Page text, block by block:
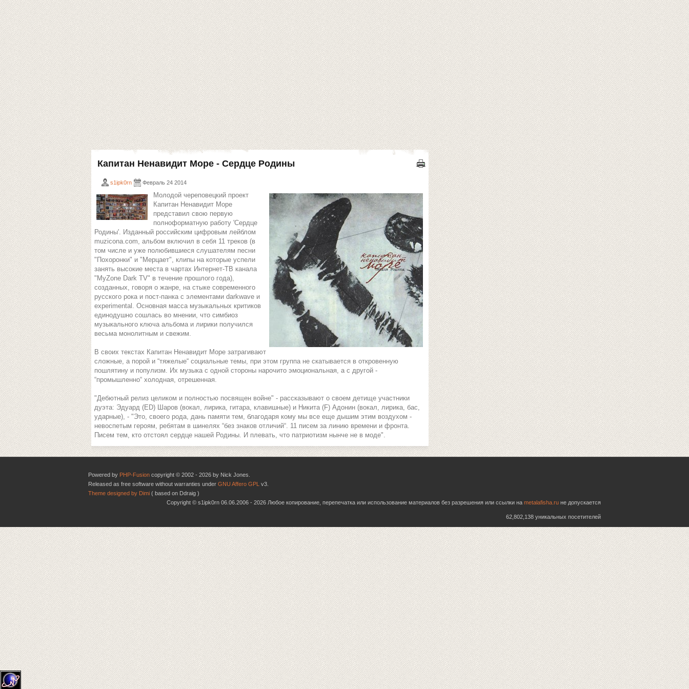
Капитан Ненавидит Море - Сердце Родины
s1ipk0rn Февраль 24 2014
Молодой череповецкий проект
Капитан Ненавидит Море
представил свою первую
полноформатную работу 'Сердце
Родины'. Изданный российским цифровым лейблом
muzicona.com, альбом включил в себя 11 треков (в
том числе и уже полюбившиеся слушателям песни
"Похоронки" и "Мерцает", клипы на которые успели
занять высокие места в чартах Интернет-ТВ канала
"MyZone Dark TV" в течение прошлого года),
созданных, говоря о жанре, на стыке современного
русского рока и пост-панка с элементами darkwave и
experimental. Основная масса музыкальных критиков
единодушно сошлась во мнении, что симбиоз
музыкального ключа альбома и лирики получился
весьма монолитным и свежим.
В своих текстах Капитан Ненавидит Море затрагивают
сложные, а порой и “тяжелые“ социальные темы, при этом группа не скатывается в откровенную
пошлятину и популизм. Их музыка с одной стороны нарочито эмоциональная, а с другой -
“промышленно“ холодная, отрешенная.
"Дебютный релиз целиком и полностью посвящен войне" - рассказывают о своем детище участники
дуэта: Эдуард (ED) Шаров (вокал, лирика, гитара, клавишные) и Никита (F) Адонин (вокал, лирика, бас,
ударные), - "Это, своего рода, дань памяти тем, благодаря кому мы все еще дышим этим воздухом -
невоспетым героям, ребятам в шинелях “без знаков отличий“. 11 писем за линию времени и фронта.
Писем тем, кто отстоял сердце нашей Родины. И плевать, что патриотизм нынче не в моде".
Powered by PHP-Fusion copyright © 2002 - 2026 by Nick Jones.
Released as free software without warranties under GNU Affero GPL v3.
Theme designed by Dimi ( based on Ddraig )
Copyright © s1ipk0rn 06.06.2006 - 2026 Любое копирование, перепечатка или использование материалов без разрешения или ссылки на metalafisha.ru не допускается
62,802,138 уникальных посетителей